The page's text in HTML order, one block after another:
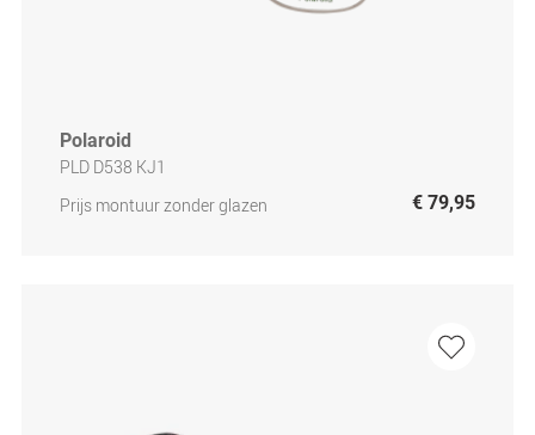
Polaroid
PLD D538 KJ1
Prijs montuur zonder glazen
€ 79,95